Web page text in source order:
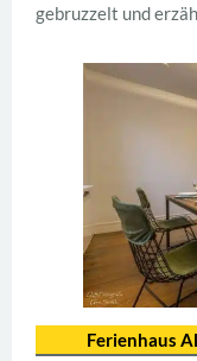
gebruzzelt und
Ferienhaus